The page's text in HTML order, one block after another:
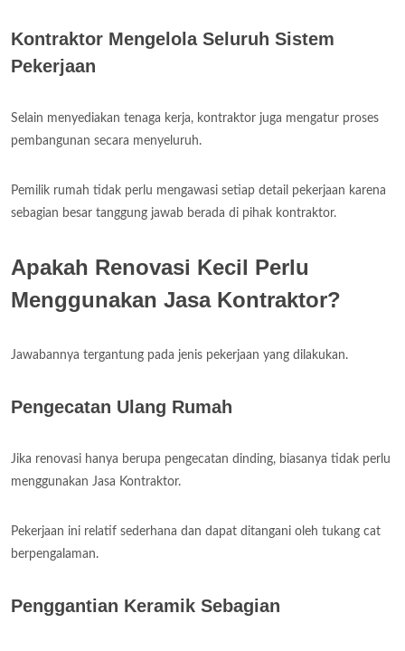
Kontraktor Mengelola Seluruh Sistem
Pekerjaan
Selain menyediakan tenaga kerja, kontraktor juga mengatur proses
pembangunan secara menyeluruh.
Pemilik rumah tidak perlu mengawasi setiap detail pekerjaan karena
sebagian besar tanggung jawab berada di pihak kontraktor.
Apakah Renovasi Kecil Perlu
Menggunakan Jasa Kontraktor?
Jawabannya tergantung pada jenis pekerjaan yang dilakukan.
Pengecatan Ulang Rumah
Jika renovasi hanya berupa pengecatan dinding, biasanya tidak perlu
menggunakan Jasa Kontraktor.
Pekerjaan ini relatif sederhana dan dapat ditangani oleh tukang cat
berpengalaman.
Penggantian Keramik Sebagian